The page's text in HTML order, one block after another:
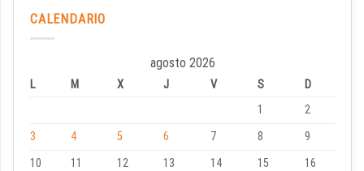
CALENDARIO
agosto 2026
L M X J V S
D
1
2
3
4 5 6 7 8
9
10
11 12 13 14 15
16